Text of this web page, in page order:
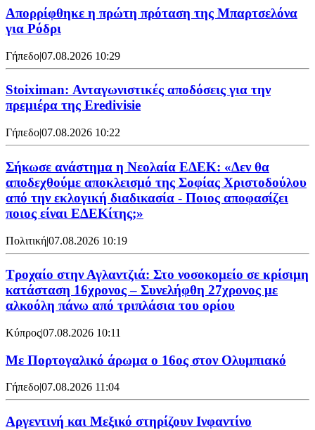
Απορρίφθηκε η πρώτη πρόταση της Μπαρτσελόνα
για Ρόδρι
Γήπεδο|07.08.2026 10:29
Stoiximan: Ανταγωνιστικές αποδόσεις για την
πρεμιέρα της Eredivisie
Γήπεδο|07.08.2026 10:22
Σήκωσε ανάστημα η Νεολαία ΕΔΕΚ: «Δεν θα
αποδεχθούμε αποκλεισμό της Σοφίας Χριστοδούλου
από την εκλογική διαδικασία - Ποιος αποφασίζει
ποιος είναι ΕΔΕΚίτης;»
Πολιτική|07.08.2026 10:19
Τροχαίο στην Αγλαντζιά: Στο νοσοκομείο σε κρίσιμη
κατάσταση 16χρονος – Συνελήφθη 27χρονος με
αλκοόλη πάνω από τριπλάσια του ορίου
Κύπρος|07.08.2026 10:11
Με Πορτογαλικό άρωμα ο 16ος στον Ολυμπιακό
Γήπεδο|07.08.2026 11:04
Αργεντινή και Μεξικό στηρίζουν Ινφαντίνο